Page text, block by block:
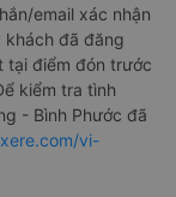
email xác nhận
khách đã đăng
tại điểm đón trước
kiểm tra tình
- Bình Phước đã
vi-